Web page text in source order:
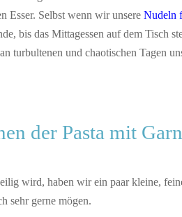
Esser. Selbst wenn wir unsere Nudeln
bis das Mittagessen auf dem Tisch
turbultenen und chaotischen Tagen
der Pasta mit
wird, haben wir ein paar kleine,
sehr gerne mögen.